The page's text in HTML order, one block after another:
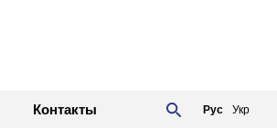
Контакты Рус Укр